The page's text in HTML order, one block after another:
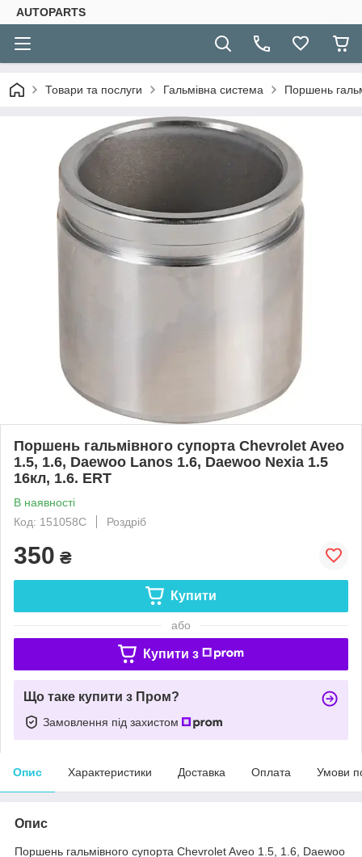
AUTOPARTS
Товари та послуги Гальмівна система Поршень
Поршень гальмівного супорта Chevrolet Aveo
1.5, 1.6, Daewoo Lanos 1.6, Daewoo Nexia 1.5
16кл, 1.6. ERT
В наявності
Код: 151058C
Роздріб
350 ₴
Купити
або
Купити з
Що таке купити з Пром?
Замовлення під захистом
Опис Характеристики Доставка Оплата Умови
Опис
Поршень гальмівного супорта Chevrolet Aveo 1.5, 1.6, Daewoo